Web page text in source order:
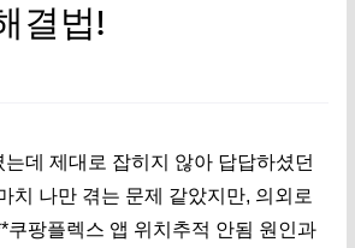
결법!
데 제대로 잡히지 않아 답답하셨던
치 나만 겪는 문제 같았지만, 의외로
팡플렉스 앱 위치추적 안됨 원인과